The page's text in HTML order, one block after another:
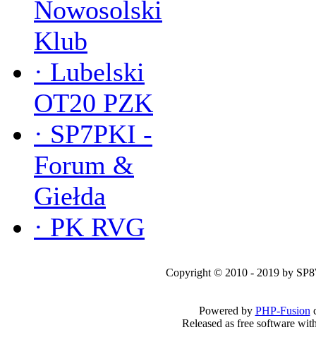
Nowosolski
Klub
· Lubelski
OT20 PZK
· SP7PKI -
Forum &
Giełda
· PK RVG
Copyright © 2010 - 2019 by
Powered by PHP-Fusion
Released as free software